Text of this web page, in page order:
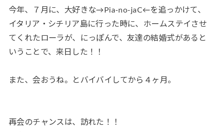
今年、７月に、大好きな→Pia-no-jaC←を追っかけて、
イタリア・シチリア島に行った時に、ホームステイさせ
てくれたローラが、にっぽんで、友達の結婚式があると
いうことで、来日した！！
また、会おうね。とバイバイしてから４ヶ月。
再会のチャンスは、訪れた！！